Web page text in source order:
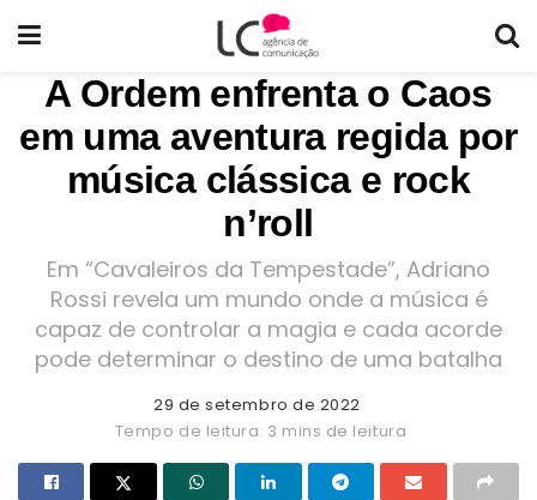
A Ordem enfrenta o Caos
em uma aventura regida por
música clássica e rock
n’roll
Em “Cavaleiros da Tempestade”, Adriano
Rossi revela um mundo onde a música é
capaz de controlar a magia e cada acorde
pode determinar o destino de uma batalha
29 de setembro de 2022
Tempo de leitura: 3 mins de leitura